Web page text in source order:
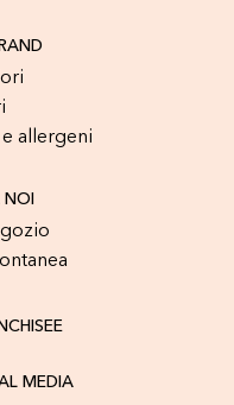
allergeni
NOI
MEDIA